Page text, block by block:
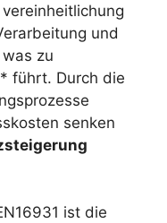
und
zu
führt. Durch die
senken
ist die